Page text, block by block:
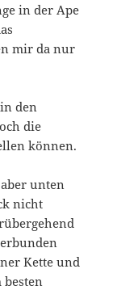
in der Ape
mir da nur
den
die
können.
unten
nicht
Kette und